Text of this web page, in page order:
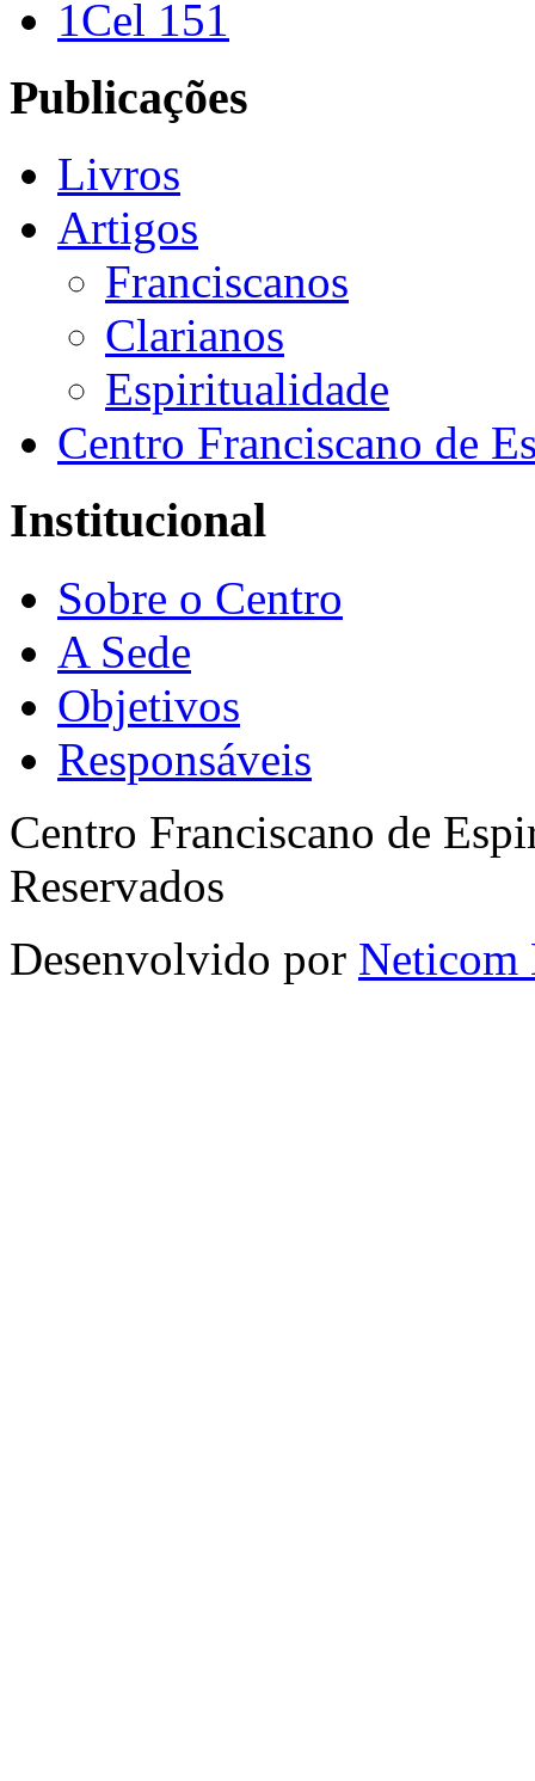
1Cel 151
Publicações
Livros
Artigos
Franciscanos
Clarianos
Espiritualidade
Centro Franciscano de
Institucional
Sobre o Centro
A Sede
Objetivos
Responsáveis
Centro Franciscano de
Reservados
Desenvolvido por Neticom